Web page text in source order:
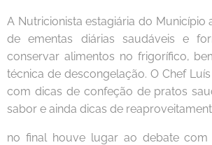
A Nutricionista estagiária do Município
de ementas diárias saudáveis e
conservar alimentos no frigorífico,
técnica de descongelação. O Chef
com dicas de confeção de pratos
sabor e ainda dicas de
no final houve lugar ao debate